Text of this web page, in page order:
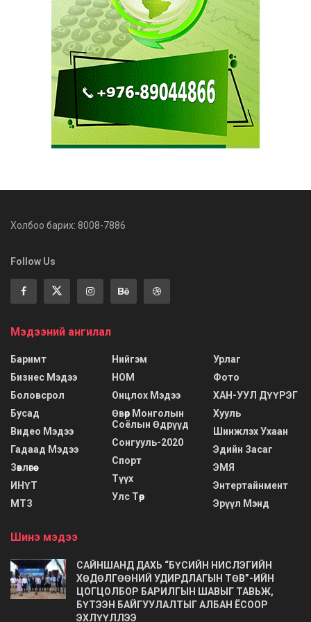
Холбоо барих: 8008-7886
Follow Us
Мэдээний ангилал
Баримт
Бизнес Мэдээ
Боловсрол
Бусад
Видео Мэдээ
Гадаад Мэдээ
Зөвлөгөө
ИНҮТ
МТЗ
Нийгэм
НОМ
Онцлох Мэдээ
Өвөр Монголын
Соёлын Өдрүүд
Сонгууль-2020
Спорт
Түүх
Улс Төр
Урлаг
Фото
ХАН-УУЛ ДҮҮРЭГ
Хууль
Шинжлэх Ухаан
Эдийн Засаг
ЭМЯ
Энтертайнмент
Эрүүл Мэнд
Шинэ мэдээ
САЙНШАНД ДАХЬ “БҮСИЙН НИСЛЭГИЙН
ХӨДӨЛГӨӨНИЙ УДИРДЛАГЫН ТӨВ”-ИЙН
ЦОГЦОЛБОР БАРИЛГЫН ШАВЫГ ТАВЬЖ,
БҮТЭЭН БАЙГУУЛАЛТЫГ АЛБАН ЁСООР
ЭХЛҮҮЛЛЭЭ